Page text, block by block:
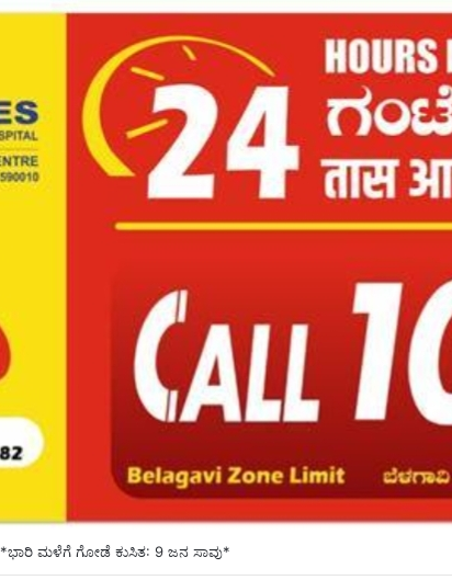
*ಪತ್ರಕರ್ತೆ ಮೇಲೆ ಲೈಂಗಿಕ ದೌರ್ಜನ್ಯ ಪ್ರಕರಣ: ತರುಣ್ ತೇಜ್ ಪಾಲ್ ದೋಷಿ*